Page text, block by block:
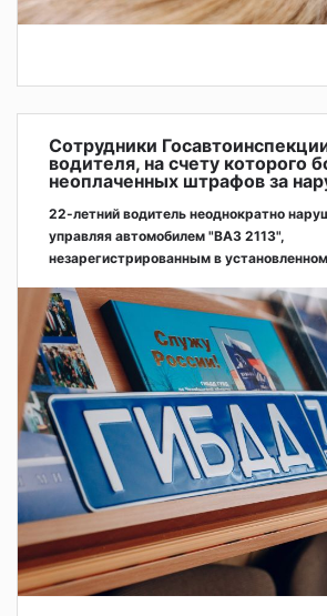
Сотрудники
водителя, на счету которого
неоплаченных штрафов за
22-летний водитель неоднократно
управляя автомобилем "ВАЗ 2113",
незарегистрированным в